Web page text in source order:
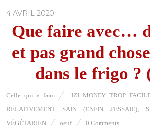
4 AVRIL 2020
Que faire avec…
et pas grand
dans le frigo ?
Celle qui a faim IZI MONEY TROP
RELATIVEMENT SAIN (ENFIN J'ESSAIE)
VÉGÉTARIEN
oeuf 0 Comments